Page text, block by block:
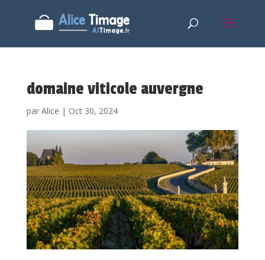
domaine viticole auvergne
par Alice | Oct 30, 2024